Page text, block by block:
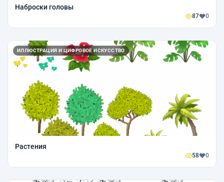
Наброски головы
87 0
ИЛЛЮСТРАЦИЯ И ЦИФРОВОЕ ИСКУССТВО
Растения
58 0